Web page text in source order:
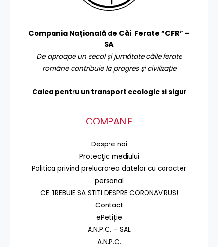
Compania Națională de Căi Ferate ”CFR” –
SA
De aproape un secol și jumătate căile ferate
române contribuie la progres și civilizație
Calea pentru un transport ecologic și sigur
COMPANIE
Despre noi
Protecţia mediului
Politica privind prelucrarea datelor cu caracter
personal
CE TREBUIE SA STITI DESPRE CORONAVIRUS!
Contact
ePetiție
A.N.P.C. – SAL
A.N.P.C.